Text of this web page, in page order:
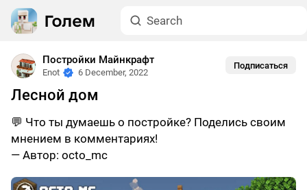
Постройки Майнкрафт
Enot 6 December, 2022
Подписаться
Лесной дом
💬 Что ты думаешь о постройке? Поделись своим
мнением в комментариях!
— Автор: octo_mc